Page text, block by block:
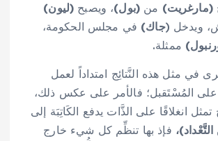
(مارغريت) من(بول)، ويصبح (ليون)
ويدخل (جاك) في مجلس الحكومة،
ممثلة.
نرى في مثل هذه النَّتائِج امتداداً لعمل
على المُسْتَقبل؛ فالأمر على عكس ذلك،
تمثل انغلاقًا على الذَّات يدفع الكَاتِبَة إلى
فإذ بها تنظِّم كل شيء خارج